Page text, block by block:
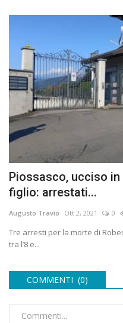
Piossasco, ucciso
figlio: arrestati...
Augusto Travio Ott 2, 2021 0
Tre arresti per la morte di
tra l’8 e...
COMMENTI (0)